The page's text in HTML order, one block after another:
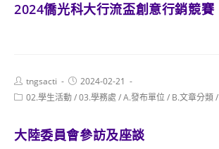
2024僑光科大行流盃創意行銷競賽
Post
author:
tngsacti
Post
published:
2024-02-21
Post02.學生活動/03.學務處 /A.發布單位/ B.文章分類/
大陸委員會參訪及座談